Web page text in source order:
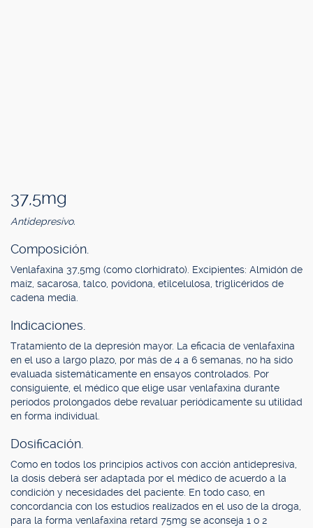
37,5mg
Antidepresivo.
Composición.
Venlafaxina 37,5mg (como clorhidrato). Excipientes: Almidón de
maíz, sacarosa, talco, povidona, etilcelulosa, triglicéridos de
cadena media.
Indicaciones.
Tratamiento de la depresión mayor. La eficacia de venlafaxina
en el uso a largo plazo, por más de 4 a 6 semanas, no ha sido
evaluada sistemáticamente en ensayos controlados. Por
consiguiente, el médico que elige usar venlafaxina durante
períodos prolongados debe revaluar periódicamente su utilidad
en forma individual.
Dosificación.
Como en todos los principios activos con acción antidepresiva,
la dosis deberá ser adaptada por el médico de acuerdo a la
condición y necesidades del paciente. En todo caso, en
concordancia con los estudios realizados en el uso de la droga,
para la forma venlafaxina retard 75mg se aconseja 1 o 2